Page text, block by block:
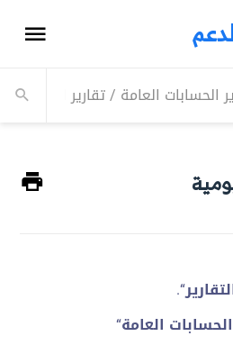
الحسابات العامة /تقارير القيود
“.
العامة“